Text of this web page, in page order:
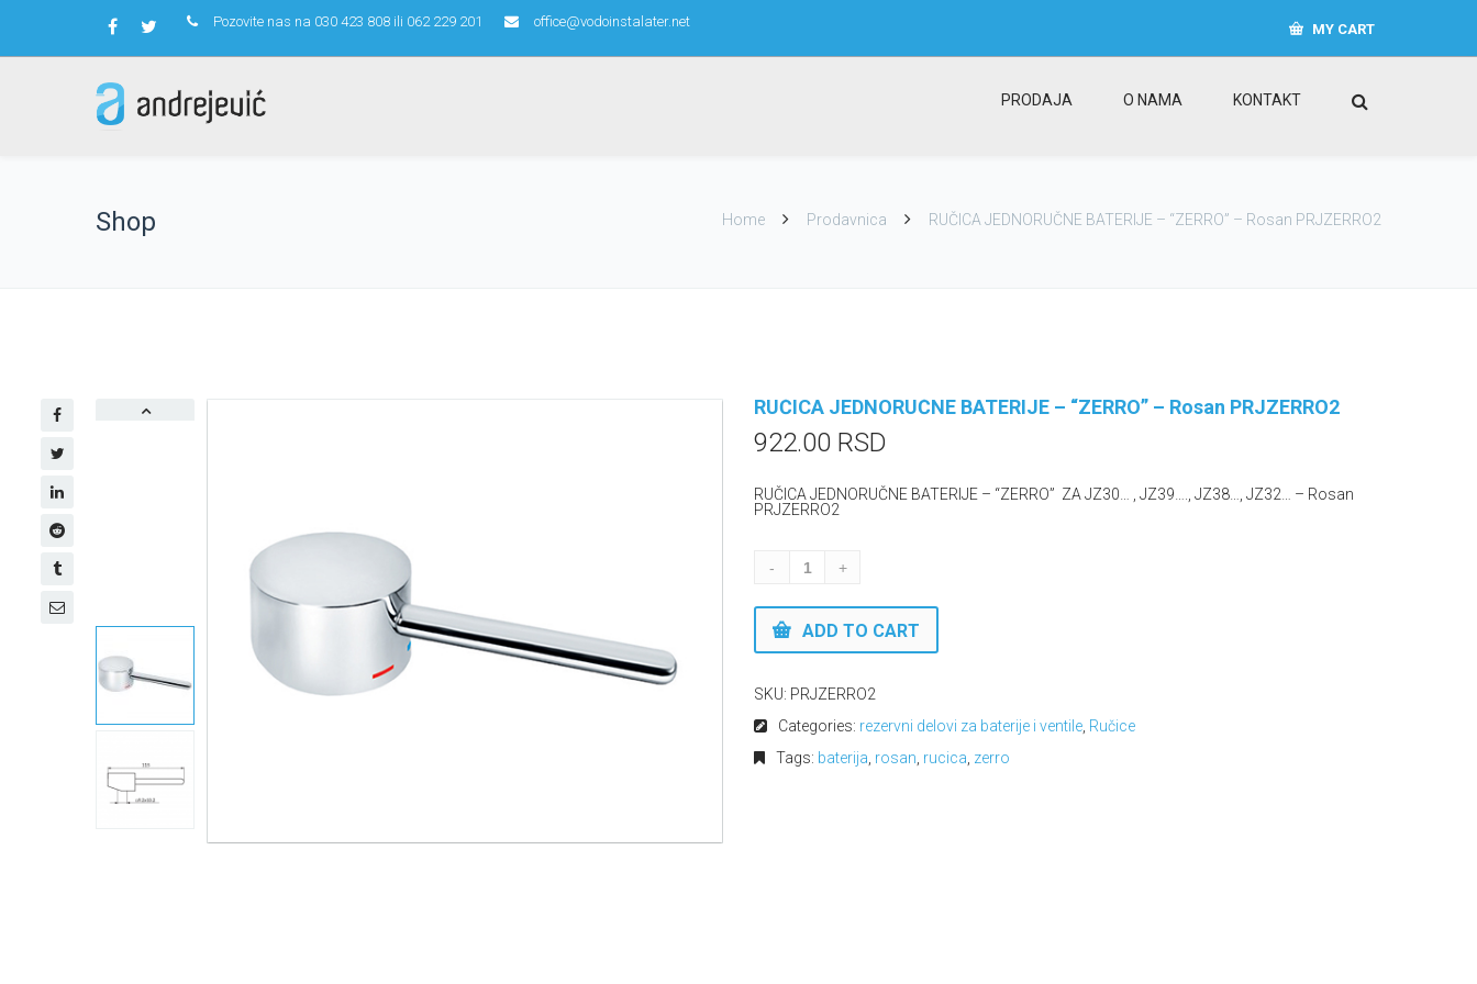
Pozovite nas na 030 423 808 ili 062 229 201 office@vodoinstalater.net MY CART
PRODAJA O NAMA KONTAKT
Shop Home Prodavnica RUČICA JEDNORUČNE BATERIJE – “ZERRO” – Rosan PRJZERRO2
RUČICA JEDNORUČNE BATERIJE – “ZERRO” – Rosan PRJZERRO2
922.00 RSD
RUČICA JEDNORUČNE BATERIJE – “ZERRO” ZA JZ30… , JZ39…., JZ38…, JZ32… – Rosan
PRJZERRO2
ADD TO CART
SKU: PRJZERRO2
Categories: rezervni delovi za baterije i ventile Ručice
Tags: baterija rosan rucica zerro